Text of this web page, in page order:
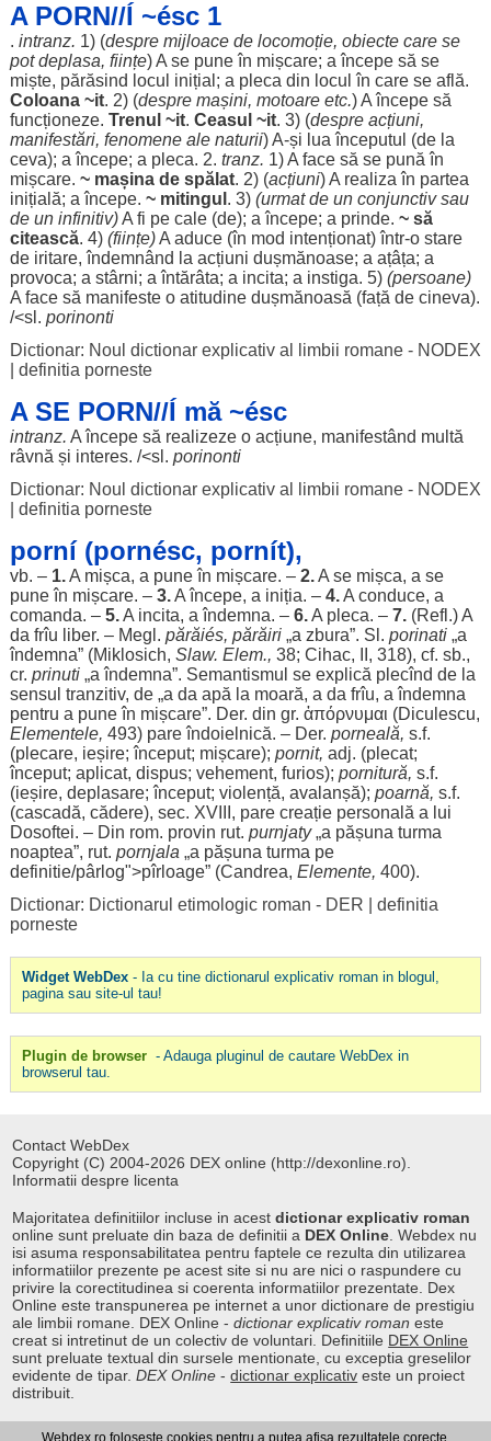
A PORN//Í ~ésc 1
. intranz. 1) (despre mijloacede locomoție, obiectecare se
pot deplasa, ființe) A se pune în mișcare; aîncepesă se
miște, părăsind locul inițial ; a pleca din locul în care se află.
Coloana~it. 2) (despre mașini, motoareetc.) Aîncepesă
funcționeze. Trenul ~it. Ceasul ~it. 3) (despre acțiuni,
manifestări, fenomene ale naturii) A-și lua începutul (de la
ceva); aîncepe; a pleca. 2. tranz. 1) A facesă se pună în
mișcare. ~ mașinade spălat. 2) (acțiuni) A realiza în partea
inițială; aîncepe. ~ mitingul . 3) (urmatde un conjunctivsau
de un infinitiv)A fi pe cale(de); aîncepe; a prinde. ~ să
citească. 4) (ființe)A aduce(în mod intenționat) într-o stare
de iritare,îndemnând la acțiuni dușmănoase; a ațâța; a
provoca; a stârni; aîntărâta; a incita; a instiga. 5) (persoane)
A facesă manifesteo atitudine dușmănoasă (față de cineva).
/<sl. porinonti
Dictionar: Noul dictionar explicativ al limbii romane - NODEX
definitia porneste
A SE PORN//Í mă ~ésc
intranz. Aîncepesă realizezeo acțiune, manifestând multă
râvnă și interes. /<sl. porinonti
Dictionar: Noul dictionar explicativ al limbii romane - NODEX
definitia porneste
porní (pornésc, pornít),
vb. – 1.A mișca, a pune în mișcare. – 2.A se mișca, a se
pune în mișcare. – 3.Aîncepe, a iniția. – 4.A conduce, a
comanda. – 5.A incita, aîndemna. – 6.A pleca. – 7.(Refl.) A
da frîu liber. – Megl. părăiés, părăiri„a zbura”. Sl. porinati„a
îndemna” (Miklosich, Slaw. Elem., 38; Cihac, II, 318), cf. sb.,
cr. prinuti„aîndemna”. Semantismul se explică plecînd de la
sensul tranzitiv, de „a da apă la moară, a da frîu, aîndemna
pentru a pune în mișcare”. Der. din gr. ἀπόρνυμαι (Diculescu,
Elementele, 493) pareîndoielnică. – Der. porneală, s.f.
(plecare, ieșire;început; mișcare); pornit, adj. (plecat;
început; aplicat, dispus; vehement, furios); pornitură, s.f.
(ieșire, deplasare;început; violență, avalanșă); poarnă, s.f.
(cascadă, cădere), sec. XVIII, pare creație personală a lui
Dosoftei. – Din rom. provin rut. purnjaty„a pășuna turma
noaptea”, rut. pornjala „a pășuna turma pe
definitie/pârlog">pîrloage” (Candrea, Elemente, 400).
Dictionar: Dictionarul etimologic roman - DER
definitia
porneste
Widget WebDex- Ia cu tine dictionarul explicativ roman in blogul,
pagina sau site-ul tau!
Plugin de browser - Adauga pluginul de cautare WebDex in
browserul tau.
Contact WebDex
Copyright (C) 2004-2026 DEX online (http://dexonline.ro).
Informatii despre licenta
Majoritatea definitiilor incluse in acestdictionar explicativ roman
online sunt preluate din baza de definitii a DEX Online . Webdex nu
isi asuma responsabilitatea pentru faptele ce rezulta din utilizarea
informatiilor prezente pe acest site si nu are nici o raspundere cu
privire la corectitudinea si coerenta informatiilor prezentate. Dex
Online este transpunerea pe internet a unor dictionare de prestigiu
ale limbii romane. DEX Online -dictionar explicativ roman este
creat si intretinut de un colectiv de voluntari. Definitiile DEX Online
sunt preluate textual din sursele mentionate, cu exceptia greselilor
evidente de tipar.DEX Online -dictionar explicativ este un proiect
distribuit.
Webdex.ro foloseste cookies pentru a putea afisa rezultatele corecte.